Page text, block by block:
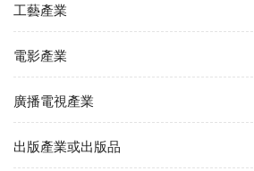
工藝產業
電影產業
廣播電視產業
出版產業或出版品